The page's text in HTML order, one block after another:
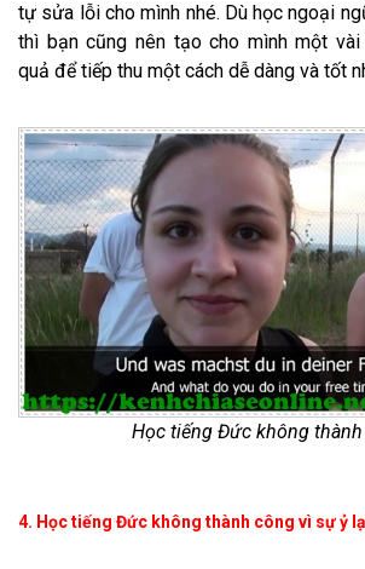
tự sửa lỗi cho mình nhé. Dù học ngoại
thì bạn cũng nên tạo cho mình một vài
quả để tiếp thu một cách dễ dàng và tốt
Học tiếng Đức không
4. Học tiếng Đức không thành công vì sự ỷ